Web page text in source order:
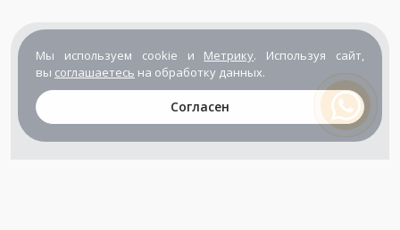
Мы используем cookie и Метрику. Используя сайт,
вы соглашаетесь на обработку данных.
Согласен